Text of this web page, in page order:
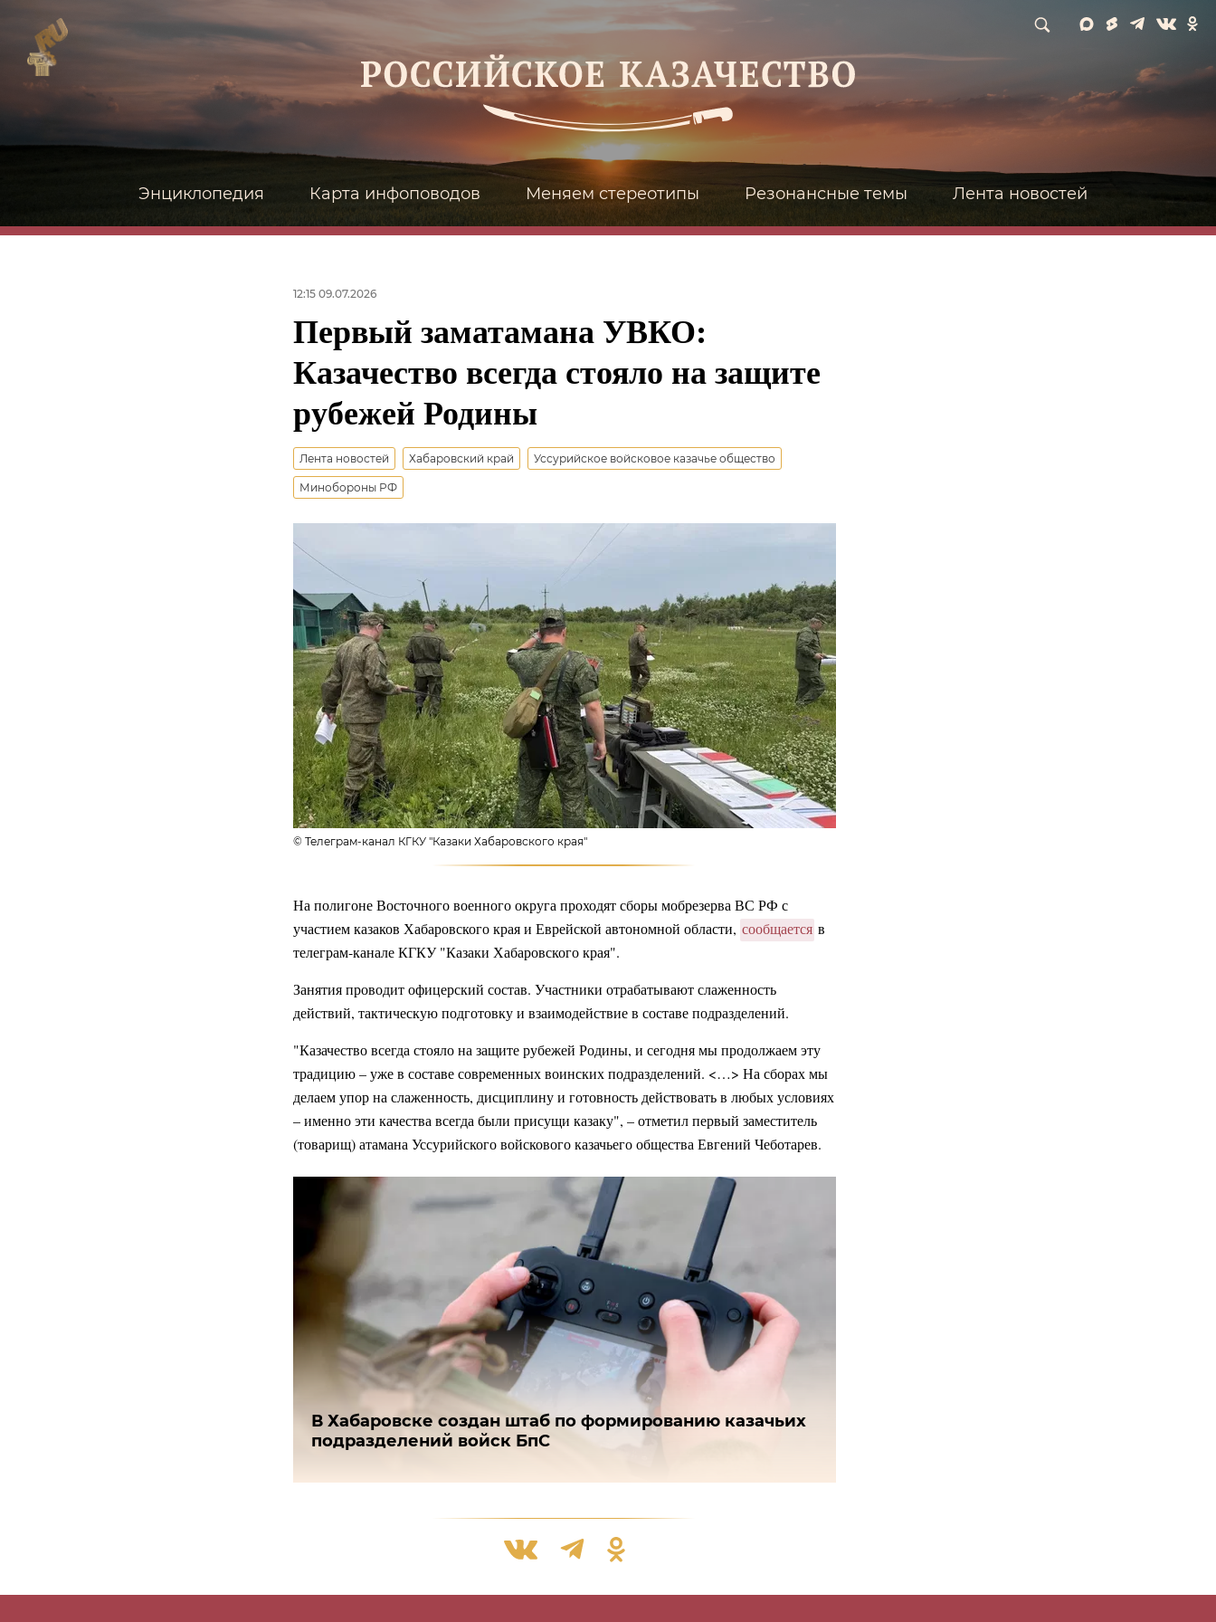
Энциклопедия Карта инфоповодов Меняем стереотипы Резонансные темы Лента новостей
12:15 09.07.2026
Первый заматамана УВКО:
Казачество всегда стояло на защите
рубежей Родины
Лента новостей Хабаровский край Уссурийское войсковое казачье общество
Минобороны РФ
© Телеграм-канал КГКУ "Казаки Хабаровского края"
На полигоне Восточного военного округа проходят сборы мобрезерва ВС РФ с
участием казаков Хабаровского края и Еврейской автономной области, сообщается в
телеграм-канале КГКУ "Казаки Хабаровского края".
Занятия проводит офицерский состав. Участники отрабатывают слаженность
действий, тактическую подготовку и взаимодействие в составе подразделений.
"Казачество всегда стояло на защите рубежей Родины, и сегодня мы продолжаем эту
традицию – уже в составе современных воинских подразделений. <…> На сборах мы
делаем упор на слаженность, дисциплину и готовность действовать в любых условиях
– именно эти качества всегда были присущи казаку", – отметил первый заместитель
(товарищ) атамана Уссурийского войскового казачьего общества Евгений Чеботарев.
В Хабаровске создан штаб по формированию казачьих
подразделений войск БпС